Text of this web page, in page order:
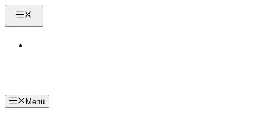
Zum
Inhalt
Menü
Menü